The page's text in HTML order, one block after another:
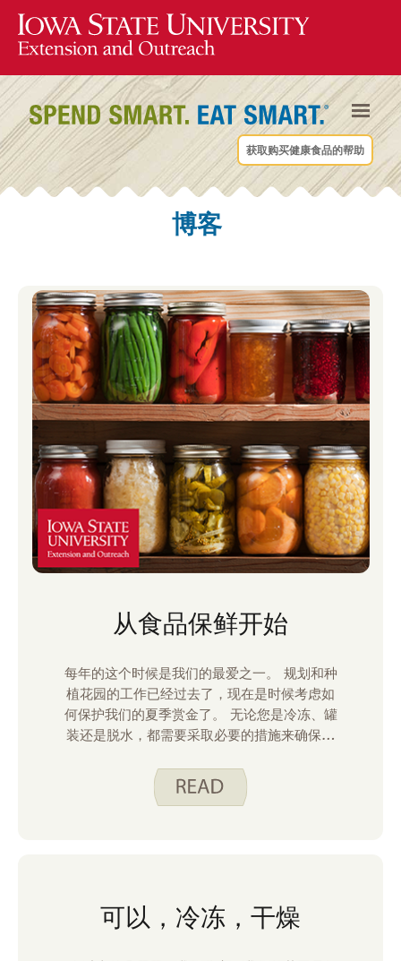
获取购买健康食品的帮助
博客
从食品保鲜开始
每年的这个时候是我们的最爱之一。 规划和种
植花园的工作已经过去了，现在是时候考虑如
何保护我们的夏季赏金了。 无论您是冷冻、罐
装还是脱水，都需要采取必要的措施来确保质
可以，冷冻，干燥